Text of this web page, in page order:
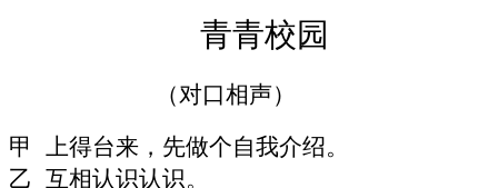
青青校园
（对口相声）
甲 上得台来，先做个自我介绍。
乙 互相认识认识。